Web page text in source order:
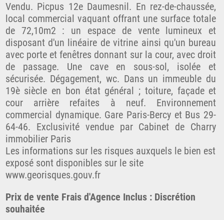
Vendu. Picpus 12e Daumesnil. En rez-de-chaussée,
local commercial vaquant offrant une surface totale
de 72,10m2 : un espace de vente lumineux et
disposant d'un linéaire de vitrine ainsi qu'un bureau
avec porte et fenêtres donnant sur la cour, avec droit
de passage. Une cave en sous-sol, isolée et
sécurisée. Dégagement, wc. Dans un immeuble du
19è siècle en bon état général ; toiture, façade et
cour arrière refaites à neuf. Environnement
commercial dynamique. Gare Paris-Bercy et Bus 29-
64-46. Exclusivité vendue par Cabinet de Charry
immobilier Paris
Les informations sur les risques auxquels le bien est
exposé sont disponibles sur le site
www.georisques.gouv.fr
Prix de vente Frais d'Agence Inclus : Discrétion
souhaitée